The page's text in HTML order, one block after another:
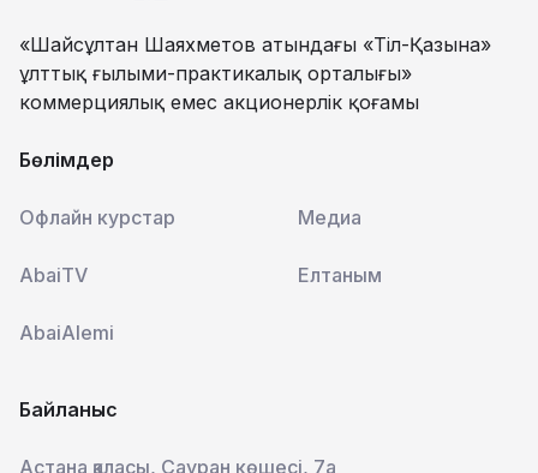
«Шайсұлтан Шаяхметов атындағы «Тіл-Қазына»
ұлттық ғылыми-практикалық орталығы»
коммерциялық емес акционерлік қоғамы
Бөлімдер
Офлайн курстар Медиа
AbaiTV Елтаным
AbaiAlemi
Байланыс
Астана қаласы, Сауран көшесі, 7а